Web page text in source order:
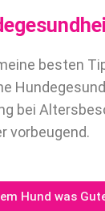
besten
bei
vorbeugend.
Hund was